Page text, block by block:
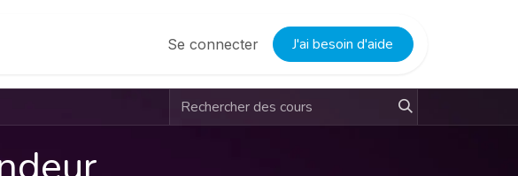
Se connecter J'ai besoin d'aide